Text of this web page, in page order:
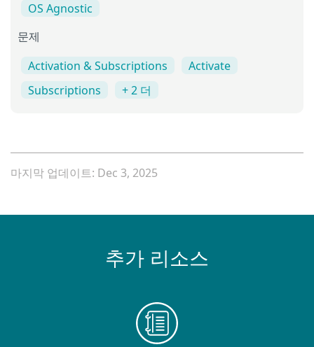
OS Agnostic
문제
Activation & Subscriptions
Activate
Subscriptions
+ 2 더
마지막 업데이트: Dec 3, 2025
추가 리소스